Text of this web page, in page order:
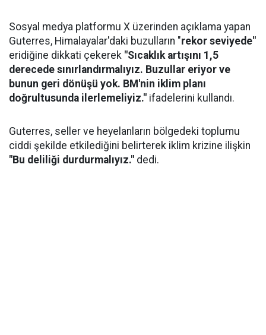
Sosyal medya platformu X üzerinden açıklama yapan
Guterres, Himalayalar'daki buzulların "rekor seviyede"
eridiğine dikkati çekerek "Sıcaklık artışını 1,5
derecede sınırlandırmalıyız. Buzullar eriyor ve
bunun geri dönüşü yok. BM'nin iklim planı
doğrultusunda ilerlemeliyiz." ifadelerini kullandı.
Guterres, seller ve heyelanların bölgedeki toplumu
ciddi şekilde etkilediğini belirterek iklim krizine ilişkin
"Bu deliliği durdurmalıyız." dedi.